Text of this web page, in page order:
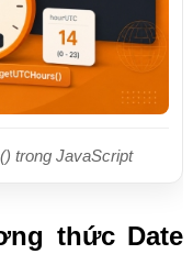
trong JavaScript
thức Date